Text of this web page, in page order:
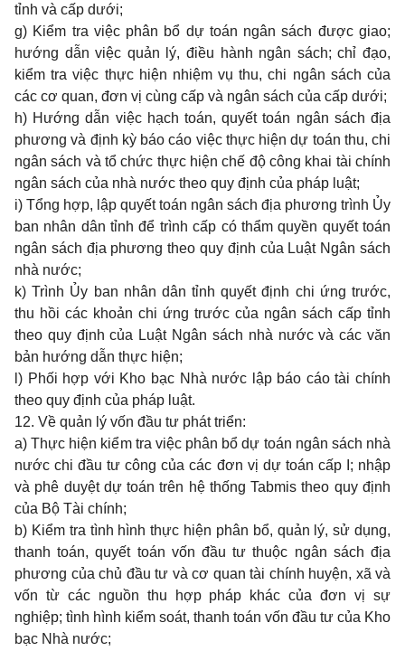
tỉnh và cấp dưới;
g) Kiểm tra việc phân bổ dự toán ngân sách được giao;
hướng dẫn việc quản lý, điều hành ngân sách; chỉ đạo,
kiểm tra việc thực hiện nhiệm vụ thu, chi ngân sách của
các cơ quan, đơn vị cùng cấp và ngân sách của cấp dưới;
h) Hướng dẫn việc hạch toán, quyết toán ngân sách địa
phương và định kỳ báo cáo việc thực hiện dự toán thu, chi
ngân sách và tổ chức thực hiện chế độ công khai tài chính
ngân sách của nhà nước theo quy định của pháp luật;
i) Tổng hợp, lập quyết toán ngân sách địa phương trình Ủy
ban nhân dân tỉnh để trình cấp có thẩm quyền quyết toán
ngân sách địa phương theo quy định của Luật Ngân sách
nhà nước;
k) Trình Ủy ban nhân dân tỉnh quyết định chi ứng trước,
thu hồi các khoản chi ứng trước của ngân sách cấp tỉnh
theo quy định của Luật Ngân sách nhà nước và các văn
bản hướng dẫn thực hiện;
l) Phối hợp với Kho bạc Nhà nước lập báo cáo tài chính
theo quy định của pháp luật.
12. Về quản lý vốn đầu tư phát triển:
a) Thực hiện kiểm tra việc phân bổ dự toán ngân sách nhà
nước chi đầu tư công của các đơn vị dự toán cấp I; nhập
và phê duyệt dự toán trên hệ thống Tabmis theo quy định
của Bộ Tài chính;
b) Kiểm tra tình hình thực hiện phân bổ, quản lý, sử dụng,
thanh toán, quyết toán vốn đầu tư thuộc ngân sách địa
phương của chủ đầu tư và cơ quan tài chính huyện, xã và
vốn từ các nguồn thu hợp pháp khác của đơn vị sự
nghiệp; tình hình kiểm soát, thanh toán vốn đầu tư của Kho
bạc Nhà nước;